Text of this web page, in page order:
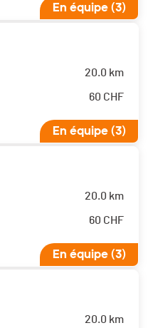
En équipe (3)
20.0 km
60 CHF
En équipe (3)
20.0 km
60 CHF
En équipe (3)
20.0 km